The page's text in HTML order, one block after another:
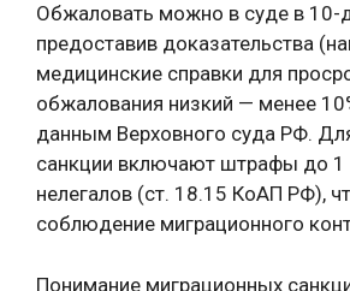
Обжаловать можно в суде в 10-
предоставив доказательства
медицинские справки для
обжалования низкий — менее
данным Верховного суда РФ.
санкции включают штрафы до 1
нелегалов (ст. 18.15 КоАП РФ),
соблюдение миграционного
Понимание миграционных